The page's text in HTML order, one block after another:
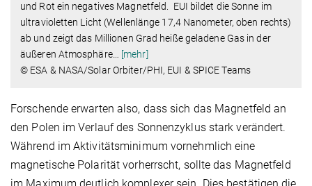
und Rot ein negatives Magnetfeld. EUI bildet die Sonne im
ultravioletten Licht (Wellenlänge 17,4 Nanometer, oben rechts)
ab und zeigt das Millionen Grad heiße geladene Gas in der
äußeren Atmosphäre…
[mehr]
© ESA & NASA/Solar Orbiter/PHI, EUI & SPICE Teams
Forschende erwarten also, dass sich das Magnetfeld an
den Polen im Verlauf des Sonnenzyklus stark verändert.
Während im Aktivitätsminimum vornehmlich eine
magnetische Polarität vorherrscht, sollte das Magnetfeld